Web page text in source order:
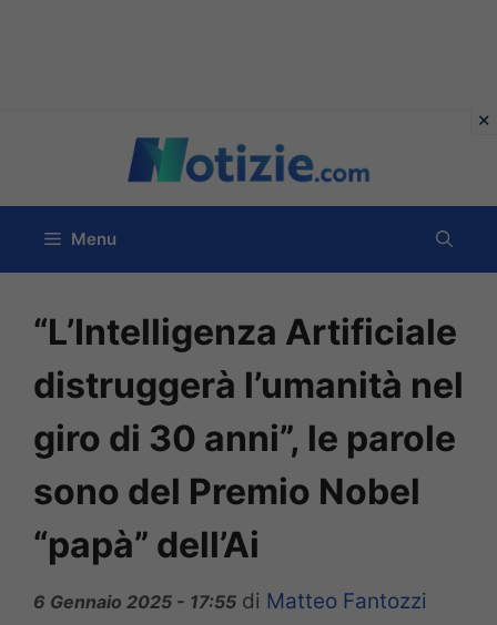
contenuto
Menu
“L’Intelligenza Artificiale
distruggerà l’umanità nel
giro di 30 anni”, le parole
sono del Premio Nobel
“papà” dell’Ai
6 Gennaio 2025 - 17:55 di Matteo Fantozzi